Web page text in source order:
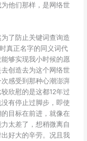
他们那样，是网络世
了防止关键词查询造
真正名字的同义词代
够实现我小时候的愿
创造去为这个网络世
感受到那种心潮澎湃
欣慰的是这都12年过
有停止过脚步，即使
目标在前进，就像在
太差了，想稍微离自
好大的辛劳。况且我